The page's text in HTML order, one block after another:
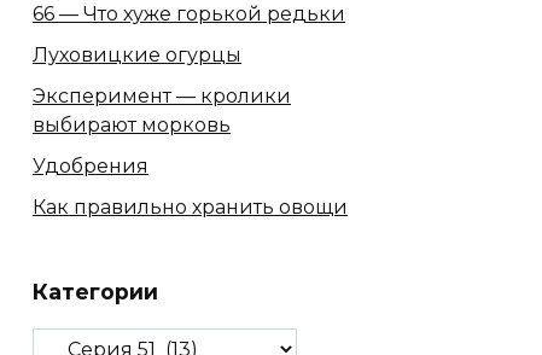
66 — Что хуже горькой редьки
Луховицкие огурцы
Эксперимент — кролики
выбирают морковь
Удобрения
Как правильно хранить овощи
Категории
Категории